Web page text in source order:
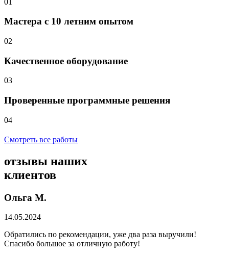
Мастера с 10 летним опытом
02
Качественное оборудование
03
Проверенные программные решения
04
Смотреть все работы
отзывы наших
клиентов
Ольга М.
14.05.2024
Обратились по рекомендации, уже два раза выручили!
Спасибо большое за отличную работу!